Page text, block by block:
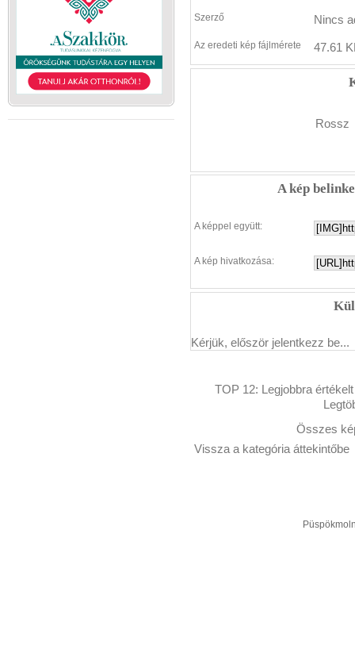
Szerző Nincs
Az eredeti kép fájlmérete 47.61
Rossz
A kép
A képpel együtt:
A kép hivatkozása:
Kérjük, először jelentkezz be...
TOP 12: Legjobbra értékelt
Összes
Vissza a kategória áttekintőbe